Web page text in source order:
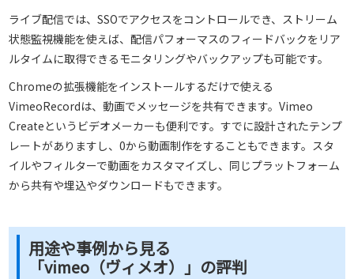
ライブ配信では、SSOでアクセスをコントロールでき、ストリーム
状態監視機能を使えば、配信パフォーマスのフィードバックをリア
ルタイムに取得できるモニタリングやバックアップも可能です。
Chromeの拡張機能をインストールするだけで使える
VimeoRecordは、動画でメッセージを共有できます。Vimeo
Createというビデオメーカーも便利です。すでに設計されたテンプ
レートがありますし、0から動画制作をすることもできます。スタ
イルやフィルターで動画をカスタマイズし、同じプラットフォーム
から共有や埋込やダウンロードもできます。
用途や事例から見る
「vimeo（ヴィメオ）」の評判